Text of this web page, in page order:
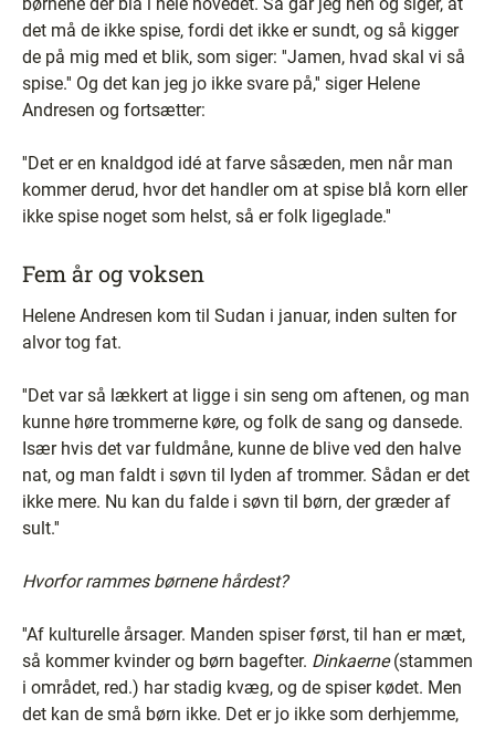
børnene dér blå i hele hovedet. Så går jeg hen og siger, at
det må de ikke spise, fordi det ikke er sundt, og så kigger
de på mig med et blik, som siger: ''Jamen, hvad skal vi så
spise.'' Og det kan jeg jo ikke svare på,'' siger Helene
Andresen og fortsætter:
''Det er en knaldgod idé at farve såsæden, men når man
kommer derud, hvor det handler om at spise blå korn eller
ikke spise noget som helst, så er folk ligeglade.''
Fem år og voksen
Helene Andresen kom til Sudan i januar, inden sulten for
alvor tog fat.
''Det var så lækkert at ligge i sin seng om aftenen, og man
kunne høre trommerne køre, og folk de sang og dansede.
Især hvis det var fuldmåne, kunne de blive ved den halve
nat, og man faldt i søvn til lyden af trommer. Sådan er det
ikke mere. Nu kan du falde i søvn til børn, der græder af
sult.''
Hvorfor rammes børnene hårdest?
''Af kulturelle årsager. Manden spiser først, til han er mæt,
så kommer kvinder og børn bagefter. Dinkaerne(stammen
i området, red.) har stadig kvæg, og de spiser kødet. Men
det kan de små børn ikke. Det er jo ikke som derhjemme,